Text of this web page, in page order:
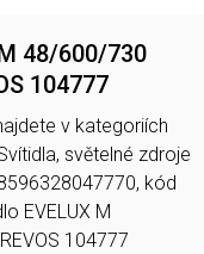
48/600/730
104777
v kategoriích
světelné zdroje
kód
EVELUX M
104777